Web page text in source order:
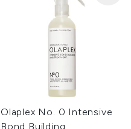
Olaplex No. 0 Intensive
Bond Building